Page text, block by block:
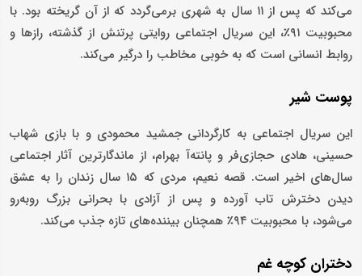
می‌کند که پس از ۱۱ سال به شهری برمی‌گردد که از آن گریخته بود. با
محبوبیت ۹۱٪، این سریال اجتماعی روایتی پرتنش از گذشته، رازها و
روابط انسانی است که به‌ خوبی مخاطب را درگیر می‌کند.
پوست شیر
این سریال اجتماعی به کارگردانی جمشید محمودی و با بازی شهاب
حسینی، هادی حجازی‌فر و پانته‌آ بهرام، از ماندگارترین آثار اجتماعی
سال‌های اخیر است. قصه نعیم، مردی که ۱۵ سال زندان را به عشق
دیدن دخترش تاب آورده و پس از آزادی با بحرانی بزرگ روبه‌رو
می‌شود، با محبوبیت ۹۴٪ همچنان بیننده‌های تازه جذب می‌کند.
دختران کوچه غم